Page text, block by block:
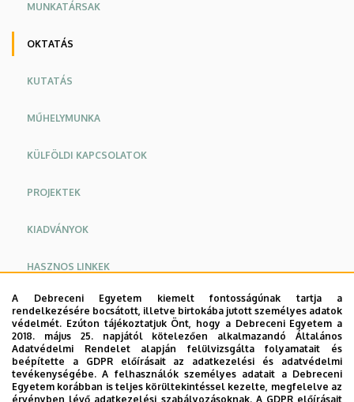
MUNKATÁRSAK
OKTATÁS
KUTATÁS
MŰHELYMUNKA
KÜLFÖLDI KAPCSOLATOK
PROJEKTEK
KIADVÁNYOK
HASZNOS LINKEK
KAPCSOLAT
Doktori iskola
Szakdolgozati témák
A Debreceni Egyetem kiemelt fontosságúnak tartja a
rendelkezésére bocsátott, illetve birtokába jutott személyes adatok
védelmét. Ezúton tájékoztatjuk Önt, hogy a Debreceni Egyetem a
2018. május 25. napjától kötelezően alkalmazandó Általános
Adatvédelmi Rendelet alapján felülvizsgálta folyamatait és
beépítette a GDPR előírásait az adatkezelési és adatvédelmi
tevékenységébe. A felhasználók személyes adatait a Debreceni
Egyetem korábban is teljes körültekintéssel kezelte, megfelelve az
érvényben lévő adatkezelési szabályozásoknak. A GDPR előírásait